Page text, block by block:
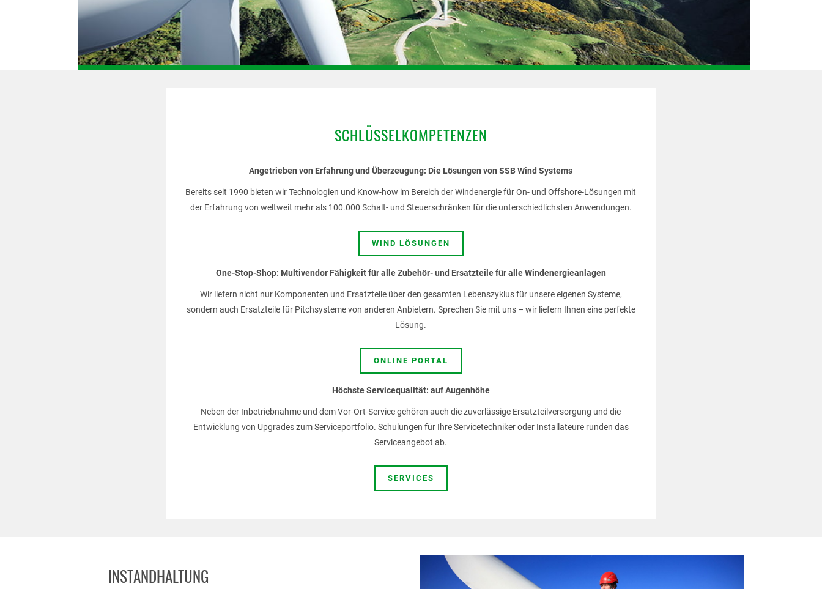
SCHLÜSSELKOMPETENZEN
Angetrieben von Erfahrung und Überzeugung: Die Lösungen von SSB Wind Systems
Bereits seit 1990 bieten wir Technologien und Know-how im Bereich der Windenergie für On- und Offshore-Lösungen mit
der Erfahrung von weltweit mehr als 100.000 Schalt- und Steuerschränken für die unterschiedlichsten Anwendungen.
WIND LÖSUNGEN
One-Stop-Shop: Multivendor Fähigkeit für alle Zubehör- und Ersatzteile für alle Windenergieanlagen
Wir liefern nicht nur Komponenten und Ersatzteile über den gesamten Lebenszyklus für unsere eigenen Systeme,
sondern auch Ersatzteile für Pitchsysteme von anderen Anbietern. Sprechen Sie mit uns – wir liefern Ihnen eine perfekte
Lösung.
ONLINE PORTAL
Höchste Servicequalität: auf Augenhöhe
Neben der Inbetriebnahme und dem Vor-Ort-Service gehören auch die zuverlässige Ersatzteilversorgung und die
Entwicklung von Upgrades zum Serviceportfolio. Schulungen für Ihre Servicetechniker oder Installateure runden das
Serviceangebot ab.
SERVICES
INSTANDHALTUNG
Nachdem ich die Datenschutzerklärung
gelesen habe, stimme ich der Verarbeitung meiner personenbezogenen Daten zu,
um kommerzielle und werbliche Mitteilungen zu erhalten, einschließlich der Zusendung von Newslettern.